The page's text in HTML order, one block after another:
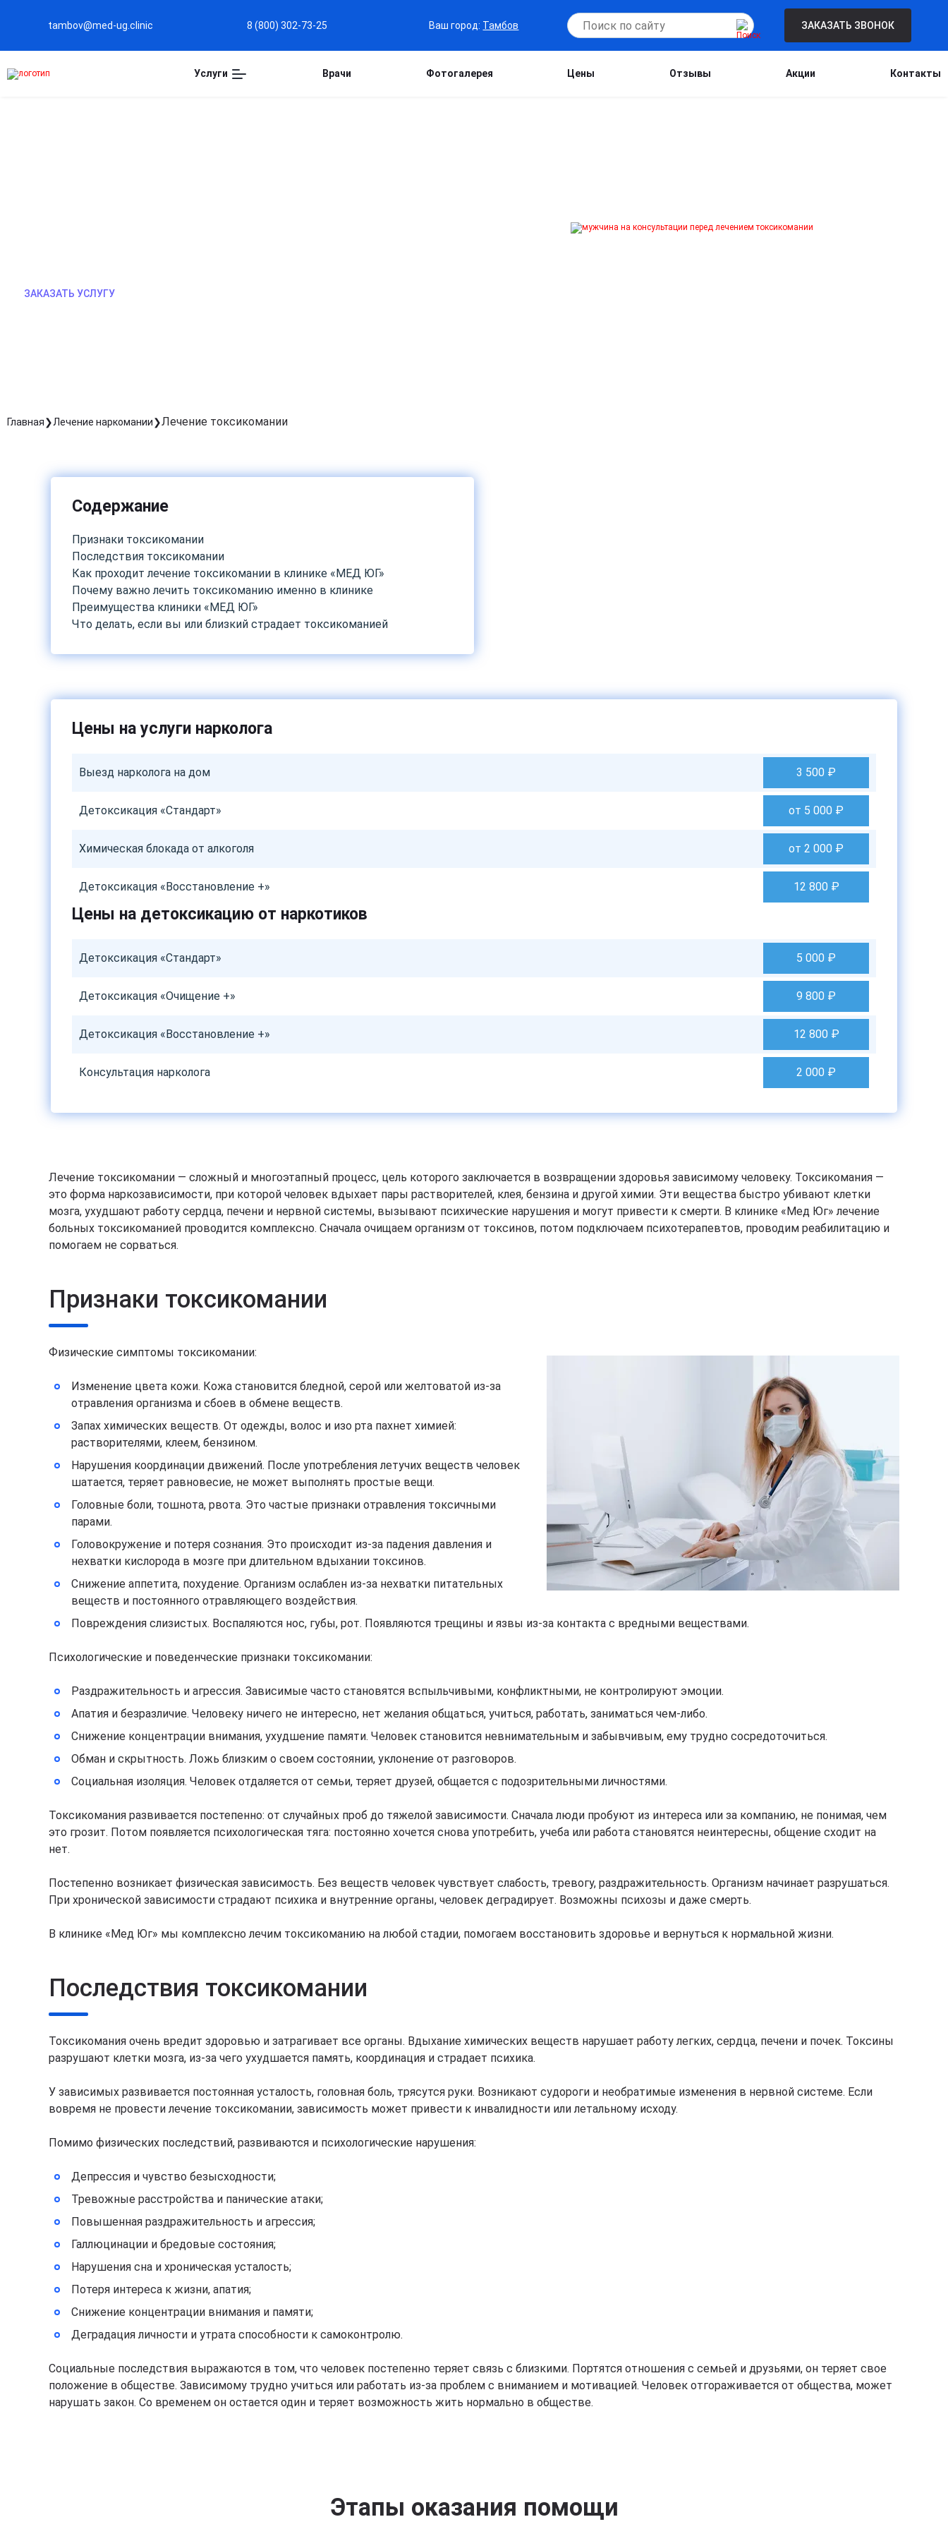
tambov@med-ug.clinic 8 (800) 302-73-25 Ваш город: Тамбов ЗАКАЗАТЬ ЗВОНОК
Услуги Врачи Фотогалерея Цены Отзывы Акции Контакты
ЗАКАЗАТЬ УСЛУГУ
Главная Лечение наркомании Лечение токсикомании
Содержание
Признаки токсикомании
Последствия токсикомании
Как проходит лечение токсикомании в клинике «МЕД ЮГ»
Почему важно лечить токсикоманию именно в клинике
Преимущества клиники «МЕД ЮГ»
Что делать, если вы или близкий страдает токсикоманией
Цены на услуги нарколога
Выезд нарколога на дом 3 500 ₽
Детоксикация «Стандарт» от 5 000 ₽
Химическая блокада от алкоголя от 2 000 ₽
Детоксикация «Восстановление +» 12 800₽
Цены на детоксикацию от наркотиков
Детоксикация «Стандарт» 5 000 ₽
Детоксикация «Очищение +» 9 800 ₽
Детоксикация «Восстановление +» 12 800₽
Консультация нарколога 2 000 ₽
Лечение токсикомании — сложный и многоэтапный процесс, цель которого заключается в возвращении здоровья зависимому человеку. Токсикомания —
это форма наркозависимости, при которой человек вдыхает пары растворителей, клея, бензина и другой химии. Эти вещества быстро убивают клетки
мозга, ухудшают работу сердца, печени и нервной системы, вызывают психические нарушения и могут привести к смерти. В клинике «Мед Юг» лечение
больных токсикоманией проводится комплексно. Сначала очищаем организм от токсинов, потом подключаем психотерапевтов, проводим реабилитацию и
помогаем не сорваться.
Признаки токсикомании
Физические симптомы токсикомании:
Изменение цвета кожи. Кожа становится бледной, серой или желтоватой из-за
отравления организма и сбоев в обмене веществ.
Запах химических веществ. От одежды, волос и изо рта пахнет химией:
растворителями, клеем, бензином.
Нарушения координации движений. После употребления летучих веществ человек
шатается, теряет равновесие, не может выполнять простые вещи.
Головные боли, тошнота, рвота. Это частые признаки отравления токсичными
парами.
Головокружение и потеря сознания. Это происходит из-за падения давления и
нехватки кислорода в мозге при длительном вдыхании токсинов.
Снижение аппетита, похудение. Организм ослаблен из-за нехватки питательных
веществ и постоянного отравляющего воздействия.
Повреждения слизистых. Воспаляются нос, губы, рот. Появляются трещины и язвы из-за контакта с вредными веществами.
Психологические и поведенческие признаки токсикомании:
Раздражительность и агрессия. Зависимые часто становятся вспыльчивыми, конфликтными, не контролируют эмоции.
Апатия и безразличие. Человеку ничего не интересно, нет желания общаться, учиться, работать, заниматься чем-либо.
Снижение концентрации внимания, ухудшение памяти. Человек становится невнимательным и забывчивым, ему трудно сосредоточиться.
Обман и скрытность. Ложь близким о своем состоянии, уклонение от разговоров.
Социальная изоляция. Человек отдаляется от семьи, теряет друзей, общается с подозрительными личностями.
Токсикомания развивается постепенно: от случайных проб до тяжелой зависимости. Сначала люди пробуют из интереса или за компанию, не понимая, чем
это грозит. Потом появляется психологическая тяга: постоянно хочется снова употребить, учеба или работа становятся неинтересны, общение сходит на
нет.
Постепенно возникает физическая зависимость. Без веществ человек чувствует слабость, тревогу, раздражительность. Организм начинает разрушаться.
При хронической зависимости страдают психика и внутренние органы, человек деградирует. Возможны психозы и даже смерть.
В клинике «Мед Юг» мы комплексно лечим токсикоманию на любой стадии, помогаем восстановить здоровье и вернуться к нормальной жизни.
Последствия токсикомании
Токсикомания очень вредит здоровью и затрагивает все органы. Вдыхание химических веществ нарушает работу легких, сердца, печени и почек. Токсины
разрушают клетки мозга, из-за чего ухудшается память, координация и страдает психика.
У зависимых развивается постоянная усталость, головная боль, трясутся руки. Возникают судороги и необратимые изменения в нервной системе. Если
вовремя не провести лечение токсикомании, зависимость может привести к инвалидности или летальному исходу.
Помимо физических последствий, развиваются и психологические нарушения:
Депрессия и чувство безысходности;
Тревожные расстройства и панические атаки;
Повышенная раздражительность и агрессия;
Галлюцинации и бредовые состояния;
Нарушения сна и хроническая усталость;
Потеря интереса к жизни, апатия;
Снижение концентрации внимания и памяти;
Деградация личности и утрата способности к самоконтролю.
Социальные последствия выражаются в том, что человек постепенно теряет связь с близкими. Портятся отношения с семьей и друзьями, он теряет свое
положение в обществе. Зависимому трудно учиться или работать из-за проблем с вниманием и мотивацией. Человек отгораживается от общества, может
нарушать закон. Со временем он остается один и теряет возможность жить нормально в обществе.
Этапы оказания помощи